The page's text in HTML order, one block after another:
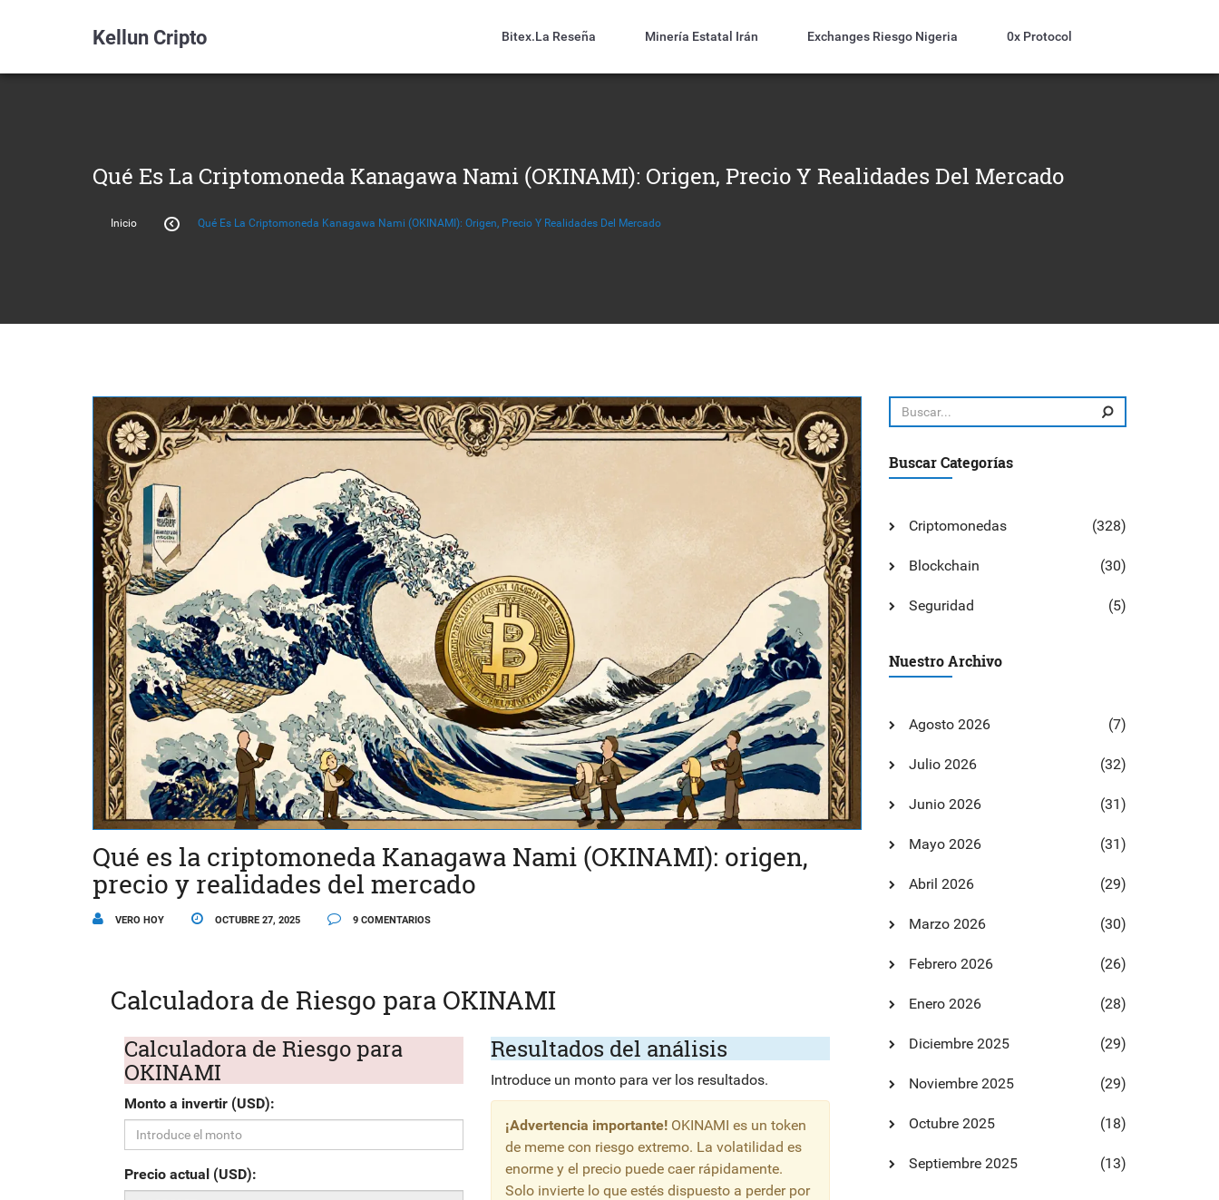
Kellun Cripto Bitex.la Reseña Minería Estatal Irán Exchanges Riesgo Nigeria 0x Protocol
Qué Es La Criptomoneda Kanagawa Nami (OKINAMI): Origen, Precio Y Realidades Del Mercado
Inicio Qué Es La Criptomoneda Kanagawa Nami (OKINAMI): Origen, Precio Y Realidades Del Mercado
Qué es la criptomoneda Kanagawa Nami (OKINAMI): origen,
precio y realidades del mercado
VERO HOY OCTUBRE 27, 2025 9 COMENTARIOS
Calculadora de Riesgo para OKINAMI
Calculadora de Riesgo para
OKINAMI
Monto a invertir (USD):
Precio actual (USD):
Resultados del análisis
Introduce un monto para ver los resultados.
¡Advertencia importante!OKINAMI es un token
de meme con riesgo extremo. La volatilidad es
enorme y el precio puede caer rápidamente.
Solo invierte lo que estés dispuesto a perder por
Buscar Categorías
Criptomonedas (328)
Blockchain (30)
Seguridad (5)
Nuestro Archivo
Agosto 2026 (7)
Julio 2026 (32)
Junio 2026 (31)
Mayo 2026 (31)
Abril 2026 (29)
Marzo 2026 (30)
Febrero 2026 (26)
Enero 2026 (28)
Diciembre 2025 (29)
Noviembre 2025 (29)
Octubre 2025 (18)
Septiembre 2025 (13)